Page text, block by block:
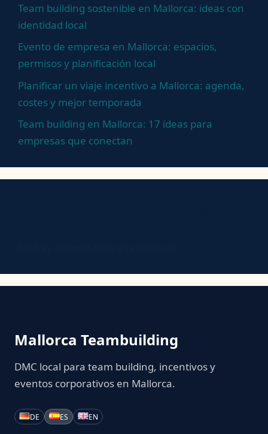
Team building sostenible en Mallorca: ideas con
identidad local
Evento de empresa en Mallorca: espacios,
permisos y planificación local
Planificar un viaje incentivo a Mallorca: agenda,
costes y mejor temporada
Team building en Mallorca: 17 ideas para
empresas que conectan
Mallorca Teambuilding
DMC local para team building, incentivos y
eventos corporativos en Mallorca.
DE ES EN